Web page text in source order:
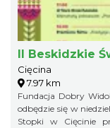
II Beskidzkie
Cięcina
7.97 km
Fundacja Dobry
odbędzie się w
Stopki w Cięcinie